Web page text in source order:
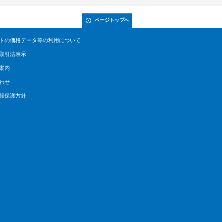
ページトップへ
の価格データ等の利用について
引法表示
内
せ
保護方針